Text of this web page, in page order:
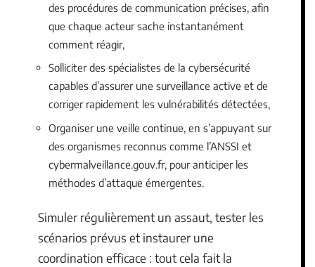
des procédures de communication précises, afin
que chaque acteur sache instantanément
comment réagir,
Solliciter des spécialistes de la cybersécurité
capables d’assurer une surveillance active et de
corriger rapidement les vulnérabilités détectées,
Organiser une veille continue, en s’appuyant sur
des organismes reconnus comme l’ANSSI et
cybermalveillance.gouv.fr, pour anticiper les
méthodes d’attaque émergentes.
Simuler régulièrement un assaut, tester les
scénarios prévus et instaurer une
coordination efficace : tout cela fait la